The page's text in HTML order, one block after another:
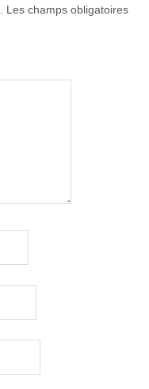
Les champs obligatoires